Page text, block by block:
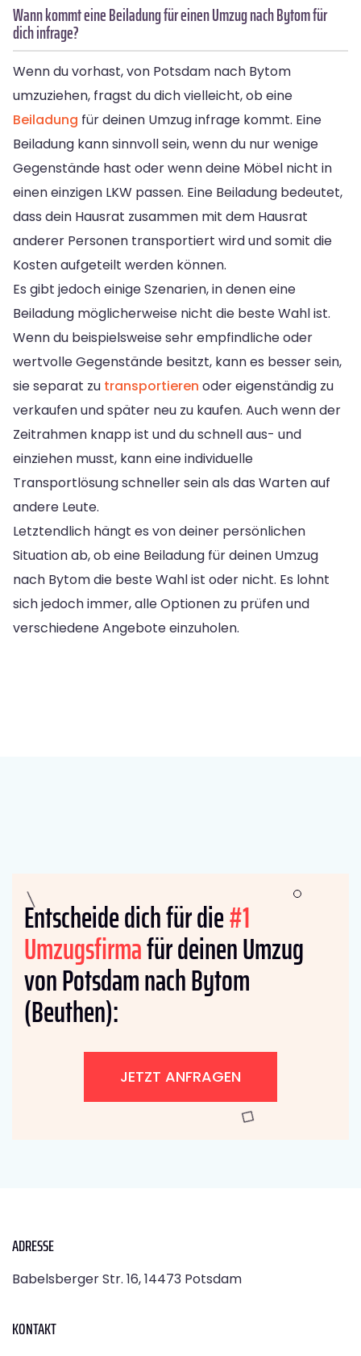
Wann kommt eine Beiladung für einen Umzug nach Bytom für
dich infrage?
Wenn du vorhast, von Potsdam nach Bytom
umzuziehen, fragst du dich vielleicht, ob eine
Beiladung für deinen Umzug infrage kommt. Eine
Beiladung kann sinnvoll sein, wenn du nur wenige
Gegenstände hast oder wenn deine Möbel nicht in
einen einzigen LKW passen. Eine Beiladung bedeutet,
dass dein Hausrat zusammen mit dem Hausrat
anderer Personen transportiert wird und somit die
Kosten aufgeteilt werden können.
Es gibt jedoch einige Szenarien, in denen eine
Beiladung möglicherweise nicht die beste Wahl ist.
Wenn du beispielsweise sehr empfindliche oder
wertvolle Gegenstände besitzt, kann es besser sein,
sie separat zu transportieren oder eigenständig zu
verkaufen und später neu zu kaufen. Auch wenn der
Zeitrahmen knapp ist und du schnell aus- und
einziehen musst, kann eine individuelle
Transportlösung schneller sein als das Warten auf
andere Leute.
Letztendlich hängt es von deiner persönlichen
Situation ab, ob eine Beiladung für deinen Umzug
nach Bytom die beste Wahl ist oder nicht. Es lohnt
sich jedoch immer, alle Optionen zu prüfen und
verschiedene Angebote einzuholen.
Entscheide dich für die#1
Umzugsfirmafür deinen Umzug
von Potsdam nach Bytom
(Beuthen):
JETZT ANFRAGEN
ADRESSE
Babelsberger Str. 16, 14473 Potsdam
KONTAKT